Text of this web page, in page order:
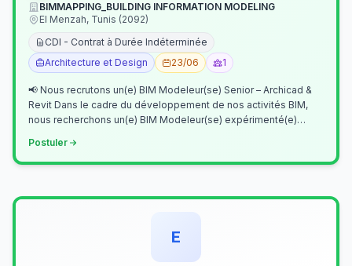
BIMMAPPING_BUILDING INFORMATION MODELING
El Menzah, Tunis (2092)
CDI - Contrat à Durée Indéterminée
Architecture et Design
23/06 1
📢 Nous recrutons un(e) BIM Modeleur(se) Senior – Archicad &
Revit Dans le cadre du développement de nos activités BIM,
nous recherchons un(e) BIM Modeleur(se) expérimenté(e)
Postuler
E